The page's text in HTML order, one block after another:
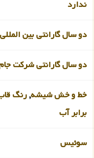
ندارد
دو سال گارانتی بین المللی
دو سال گارانتی شرکت
خط و خش شیشه,رنگ
برابر آب
سوئیس